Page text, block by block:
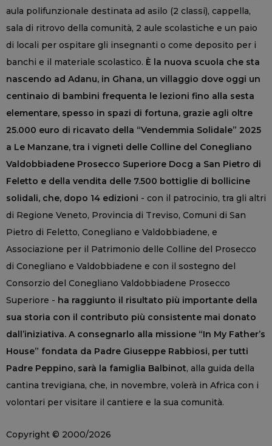
aula polifunzionale destinata ad asilo (2 classi), cappella,
sala di ritrovo della comunità, 2 aule scolastiche e un paio
di locali per ospitare gli insegnanti o come deposito per i
banchi e il materiale scolastico. È la nuova scuola che sta
nascendo ad Adanu, in Ghana, un villaggio dove oggi un
centinaio di bambini frequenta le lezioni fino alla sesta
elementare, spesso in spazi di fortuna, grazie agli oltre
25.000 euro di ricavato della “Vendemmia Solidale” 2025
a Le Manzane, tra i vigneti delle Colline del Conegliano
Valdobbiadene Prosecco Superiore Docg a San Pietro di
Feletto e della vendita delle 7.500 bottiglie di bollicine
solidali, che, dopo 14 edizioni - con il patrocinio, tra gli altri
di Regione Veneto, Provincia di Treviso, Comuni di San
Pietro di Feletto, Conegliano e Valdobbiadene, e
Associazione per il Patrimonio delle Colline del Prosecco
di Conegliano e Valdobbiadene e con il sostegno del
Consorzio del Conegliano Valdobbiadene Prosecco
Superiore - ha raggiunto il risultato più importante della
sua storia con il contributo più consistente mai donato
dall’iniziativa. A consegnarlo alla missione “In My Father’s
House” fondata da Padre Giuseppe Rabbiosi, per tutti
Padre Peppino, sarà la famiglia Balbinot, alla guida della
cantina trevigiana, che, in novembre, volerà in Africa con i
volontari per visitare il cantiere e la sua comunità.
Copyright © 2000/2026